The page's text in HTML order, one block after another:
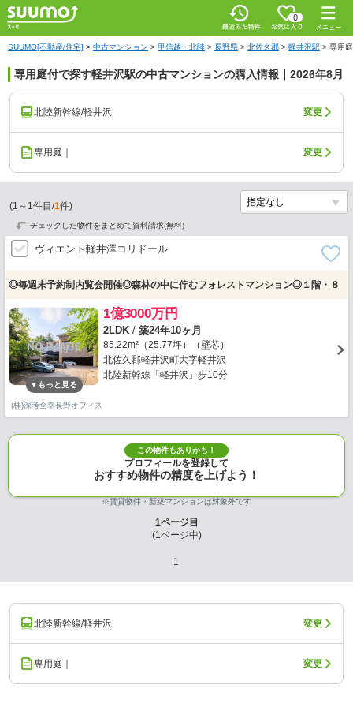
0
SUUMO[不動産/住宅] > 中古マンション > 甲信越・北陸 > 長野県 > 北佐久郡 > 軽井沢駅 > 専用
専用庭付で探す軽井沢駅の中古マンションの購入情報｜2026年8月
北陸新幹線/軽井沢 変更
専用庭｜ 変更
(1 ～ 1件目/1件)
チェックした物件をまとめて資料請求(無料)
ヴィエント軽井澤コリドール
◎毎週末予約制内覧会開催◎森林の中に佇むフォレストマンション◎１階・８
1億3000万円
2LDK / 築24年10ヶ月
85.22m²（25.77坪）（壁芯）
北佐久郡軽井沢町大字軽井沢
北陸新幹線「軽井沢」歩10分
(株)深考全幸長野オフィス
この物件もありかも！
プロフィールを登録して
おすすめ物件の精度を上げよう！
※賃貸物件・新築マンションは対象外です
1ページ目
(1ページ中)
1
北陸新幹線/軽井沢 変更
専用庭｜ 変更